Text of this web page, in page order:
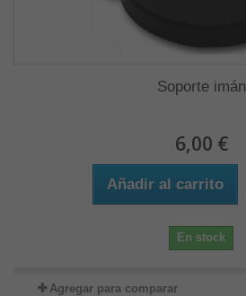
Soporte imán
6,00 €
Añadir al carrito
En stock
Agregar para comparar